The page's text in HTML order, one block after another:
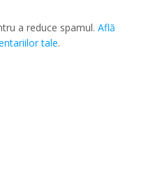
a reduce spamul.Află
tale.